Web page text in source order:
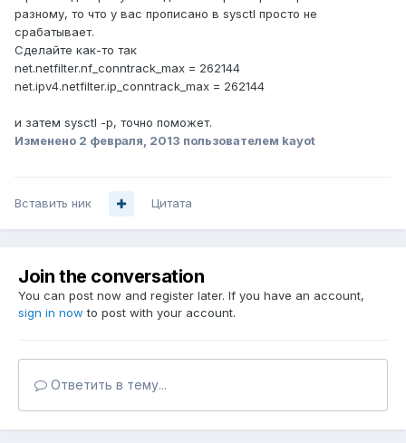
разному, то что у вас прописано в sysctl просто не
срабатывает.
Сделайте как-то так
net.netfilter.nf_conntrack_max = 262144
net.ipv4.netfilter.ip_conntrack_max = 262144
и затем sysctl -p, точно поможет.
Изменено 2 февраля, 2013 пользователем kayot
Вставить ник Цитата
Join the conversation
You can post now and register later. If you have an account,
sign in now to post with your account.
Ответить в тему...